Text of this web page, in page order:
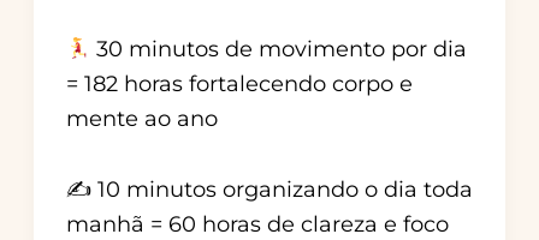
30 minutos de movimento por dia
= 182 horas fortalecendo corpo e
mente ao ano
✍️ 10 minutos organizando o dia toda
manhã = 60 horas de clareza e foco